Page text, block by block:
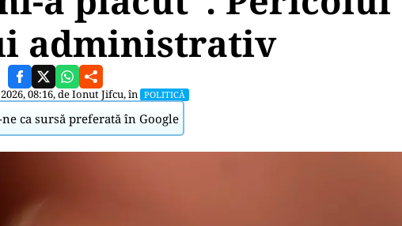
administrativ
08:16, deIonut Jifcu, în POLITICĂ
ne ca sursă preferată în Google